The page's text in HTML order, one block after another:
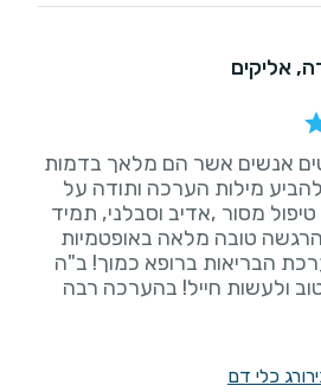
, אליקים
אנשים אשר הם מלאך בדמות
מילות הערכה ותודה על
מסור ,אדיב וסבלני, תמיד
טובה מלאה באופטמיות
הבריאות ברופא כמוך! ב"ה
ולעשות חייל! בהערכה רבה
כלי דם